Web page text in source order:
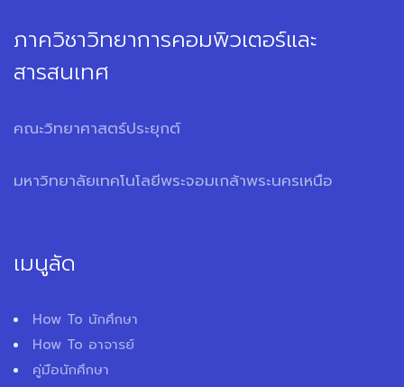
ภาควิชาวิทยาการคอมพิวเตอร์และ
สารสนเทศ
คณะวิทยาศาสตร์ประยุกต์
มหาวิทยาลัยเทคโนโลยีพระจอมเกล้าพระนครเหนือ
เมนูลัด
How To นักศึกษา
How To อาจารย์
คู่มือนักศึกษา